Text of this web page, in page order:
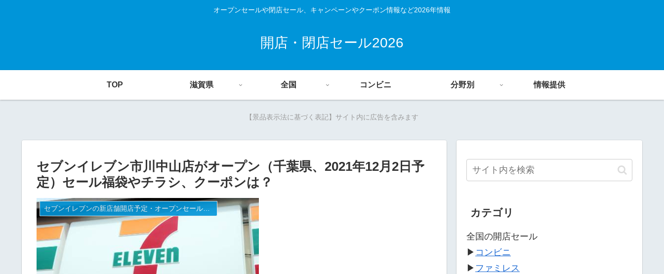
オープンセールや閉店セール、キャンペーンやクーポン情報など2026年情報
開店・閉店セール2026
TOP 滋賀県 全国 コンビニ 分野別 情報提供
【景品表示法に基づく表記】サイト内に広告を含みます
セブンイレブン市川中山店がオープン（千葉県、2021年12月2日予
定）セール福袋やチラシ、クーポンは？
セブンイレブンの新店舗開店予定・オープンセール（福袋）、クーポンなど カテゴリ
全国の開店セール
▶ コンビニ
▶ ファミレス